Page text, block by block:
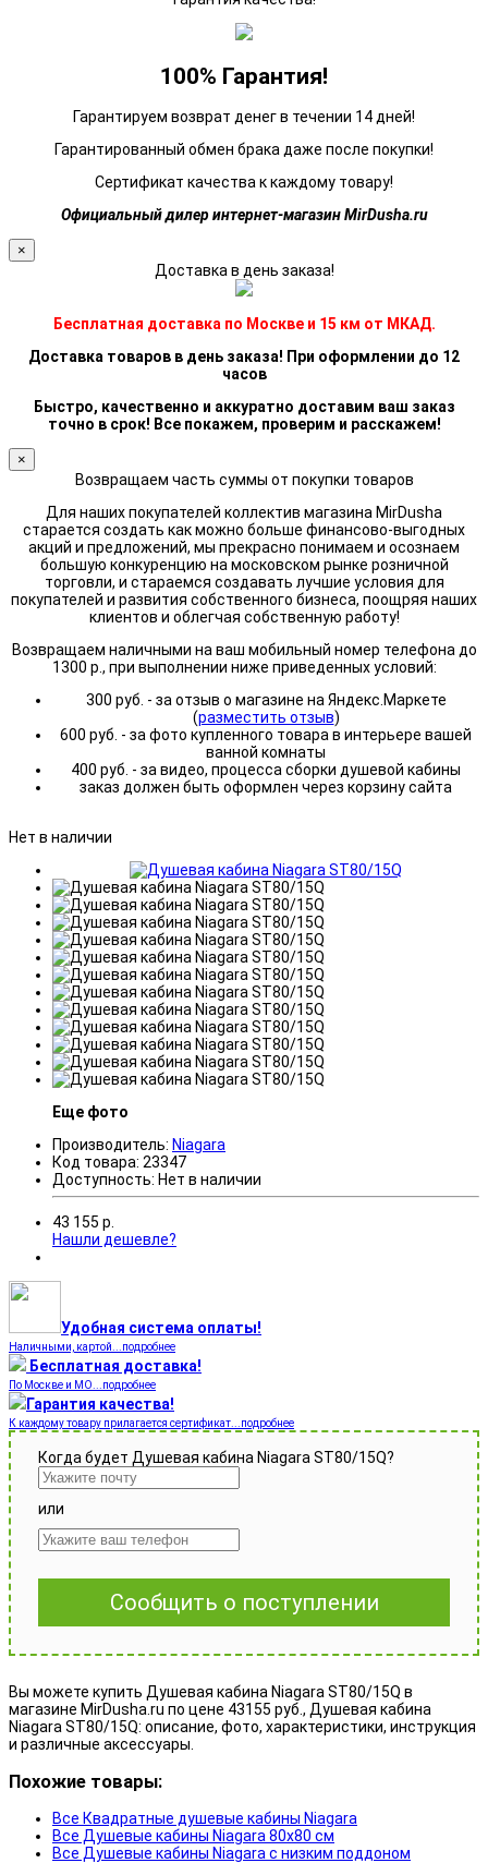
100% Гарантия!
Гарантируем возврат денег в течении 14 дней!
Гарантированный обмен брака даже после покупки!
Сертификат качества к каждому товару!
Официальный дилер интернет-магазин MirDusha.ru
×
Доставка в день заказа!
Бесплатная доставка по Москве и 15 км от МКАД.
Доставка товаров в день заказа! При оформлении до 12
часов
Быстро, качественно и аккуратно доставим ваш заказ
точно в срок! Все покажем, проверим и расскажем!
×
Возвращаем часть суммы от покупки товаров
Для наших покупателей коллектив магазина MirDusha
старается создать как можно больше финансово-выгодных
акций и предложений, мы прекрасно понимаем и осознаем
большую конкуренцию на московском рынке розничной
торговли, и стараемся создавать лучшие условия для
покупателей и развития собственного бизнеса, поощряя наших
клиентов и облегчая собственную работу!
Возвращаем наличными на ваш мобильный номер телефона до
1300 р., при выполнении ниже приведенных условий:
300 руб. - за отзыв о магазине на Яндекс.Маркете
(разместить отзыв)
600 руб. - за фото купленного товара в интерьере вашей
ванной комнаты
400 руб. - за видео, процесса сборки душевой кабины
заказ должен быть оформлен через корзину сайта
Нет в наличии
Еще фото
Производитель: Niagara
Код товара: 23347
Доступность: Нет в наличии
43 155 р.
Нашли дешевле?
Удобная система оплаты!
Наличными, картой...подробнее
Бесплатная доставка!
По Москве и МО...подробнее
Гарантия качества!
К каждому товару прилагается сертификат...подробнее
Когда будет Душевая кабина Niagara ST80/15Q?
или
Сообщить о поступлении
Вы можете купить Душевая кабина Niagara ST80/15Q в
магазине MirDusha.ru по цене 43155 руб., Душевая кабина
Niagara ST80/15Q: описание, фото, характеристики, инструкция
и различные аксессуары.
Похожие товары:
Все Квадратные душевые кабины Niagara
Все Душевые кабины Niagara 80x80 см
Все Душевые кабины Niagara с низким поддоном